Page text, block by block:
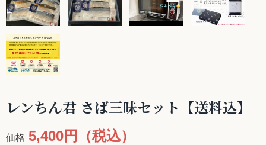
レンちん君 さば三昧セット【送料込】
価格 5,400円（税込）